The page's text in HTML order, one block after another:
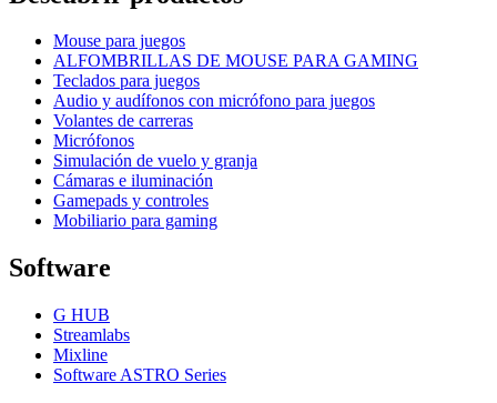
Mouse para juegos
ALFOMBRILLAS DE MOUSE PARA GAMING
Teclados para juegos
Audio y audífonos con micrófono para juegos
Volantes de carreras
Micrófonos
Simulación de vuelo y granja
Cámaras e iluminación
Gamepads y controles
Mobiliario para gaming
Software
G HUB
Streamlabs
Mixline
Software ASTRO Series